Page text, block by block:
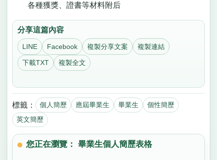
各種獲獎、證書等材料附后
分享這篇內容
LINE Facebook 複製分享文案 複製連結
下載TXT 複製全文
標籤： 個人簡歷 應屆畢業生 畢業生
個性簡歷
英文簡歷
您正在瀏覽： 畢業生個人簡歷表格